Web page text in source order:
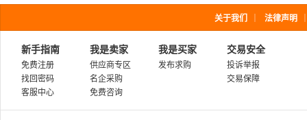
关于我们 法律声明
新手指南
免费注册
找回密码
客服中心
我是卖家
供应商专区
名企采购
免费咨询
我是买家
发布求购
交易安全
投诉举报
交易保障